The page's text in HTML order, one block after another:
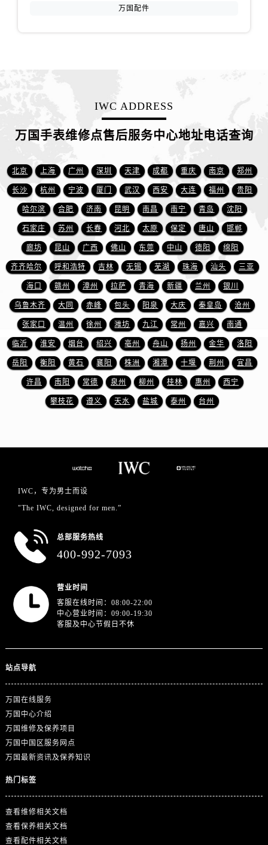
江西省南昌市红谷滩新区红谷中大道998号绿地双子塔（中央广场）A1座办公楼14层1407室万国售后服务中心（需提前预约）
江西省新余市渝水区北湖西路万国售后服务中心（需提前预约）
江西省宜春市袁州区中山中路万国售后服务中心（需提前预约）
江西省鹰潭市月湖区胜利东路万国售后服务中心（需提前预约）
山东省德州市德城区东风中路万国售后服务中心（需提前预约）
山东省东营市东营区济南路万国售后服务中心（需提前预约）
山东省济南市历下区经十路11111号华润中心写字楼（万象城）15层1508室万国售后服务中心（需提前预约）
山东省济宁市任城区太白楼路万国售后服务中心（需提前预约）
山东省莱芜市文化南路8号银座商城名表维修一楼名表维修万国售后服务中心（需提前预约）
山东省临沂市兰山区解放路万国售后服务中心（需提前预约）
山东省日照市东港区烟台路万国售后服务中心（需提前预约）
山东省泰安市泰山区财源街道泰山大街万国售后服务中心（需提前预约）
山东省威海市环翠区新威海路89号振华商厦一楼名表维修万国售后服务中心（需提前预约）
山东省潍坊市奎文区东风东街万国售后服务中心（需提前预约）
上海市徐汇区虹桥路3号港汇中心2座37层3705室万国售后服务中心（需提前预约）
澳门特别行政区花地玛堂区关闸广场万国售后服务中心（需提前预约）
广东省广州市越秀区环市东路371-375号世界贸易中心大厦南塔15层1507室万国售后服务中心（需提前预约）
万国配件
IWC ADDRESS
万国手表维修点售后服务中心地址电话查询
北京 上海 广州 深圳 天津 成都 重庆 南京 郑州
长沙 杭州 宁波 厦门 武汉 西安 大连 福州 贵阳
哈尔滨 合肥 济南 昆明 南昌 南宁 青岛 沈阳
石家庄 苏州 长春 河北 太原 保定 唐山 邯郸
廊坊 昆山 广西 佛山 东莞 中山 德阳 绵阳
齐齐哈尔 呼和浩特 吉林 无锡 芜湖 珠海 汕头 三亚
海口 赣州 漳州 拉萨 青海 新疆 兰州 银川
乌鲁木齐 大同 赤峰 包头 阳泉 大庆 秦皇岛 沧州
张家口 温州 徐州 潍坊 九江 常州 嘉兴 南通
临沂 淮安 烟台 绍兴 亳州 舟山 扬州 金华 洛阳
岳阳 衡阳 黄石 襄阳 株洲 湘潭 十堰 荆州 宜昌
许昌 南阳 常德 泉州 柳州 桂林 惠州 西宁
攀枝花 遵义 天水 盐城 泰州 台州
IWC，专为男士而设
"The IWC, designed for men.”
总部服务热线
400-992-7093
营业时间
客服在线时间：08:00-22:00
中心营业时间：09:00-19:30
客服及中心节假日不休
站点导航
万国在线服务
万国中心介绍
万国维修及保养项目
万国中国区服务网点
万国最新资讯及保养知识
热门标签
查看维修相关文档
查看保养相关文档
查看配件相关文档